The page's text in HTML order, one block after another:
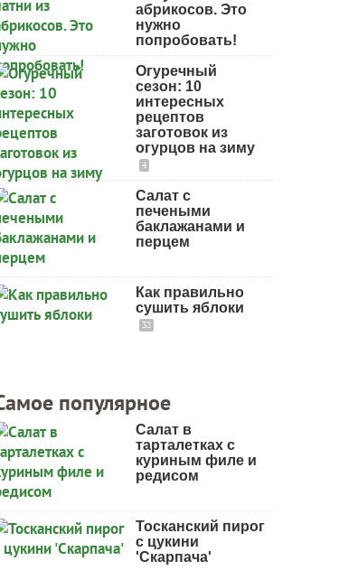
абрикосов. Это
нужно
попробовать!
Огуречный
сезон: 10
интересных
рецептов
заготовок из
огурцов на зиму
4
Салат с
печеными
баклажанами и
перцем
Как правильно
сушить яблоки
32
популярное
Салат в
тарталетках с
куриным филе и
редисом
Тосканский пирог
с цукини
'Скарпача'